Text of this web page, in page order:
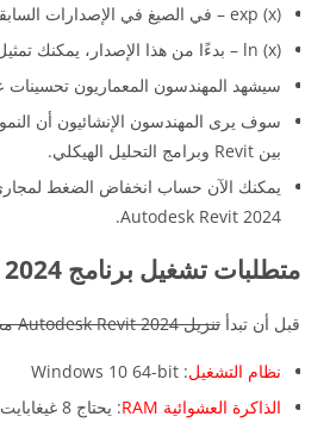
exp (x) – في الصيغ في الإصدارات السابقة، قام البرنامج بتقييم exp (x) كـ 10 ^ x. بدءًا من هذا الإصدار، يقوم البرنامج بتقييم exp (x) كـ e ^ x.
ln (x) – بدءًا من هذا الإصدار، يمكنك تمثيل اللوغاريتم الطبيعي (اللوغاريتم الأساسي e) في الصيغ على أنها ln (x).
سيشهد المهندسون المعماريون تحسينات
بين Revit وبرامج التحليل الهيكلي.
Autodesk Revit 2024.
متطلبات تشغيل برنامج Autodesk Revit 2024
قبل أن تبدأ تنزيل Autodesk Revit 2024 مجانًا
نظام التشغيل: Windows 10 64-bit
الذاكرة العشوائية RAM
: يحتاج 8 غيغابايت من ذاكرة الوصول العشوائي المطلوبة يوصى ب 16 GB.